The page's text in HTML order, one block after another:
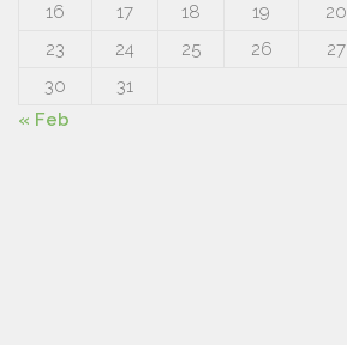
16
17 18 19 20
23
24 25 26 27
30
31
« Feb